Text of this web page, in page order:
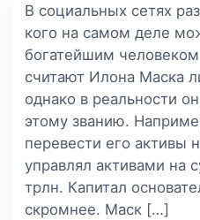
В социальных сетях
кого на самом деле
богатейшим
считают Илона Маска
однако в реальности
этому званию.
перевести его активы
управлял активами на
трлн. Капитал
скромнее. Маск […]